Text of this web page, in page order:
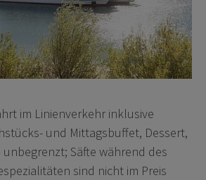
im Linienverkehr inklusive
und Mittagsbuffet, Dessert,
unbegrenzt; Säfte während des
sind nicht im Preis